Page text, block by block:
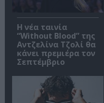
Η νέα ταινία
“Without Blood” της
Αντζελίνα Τζολί θα
κάνει πρεμιέρα τον
Σεπτέμβριο